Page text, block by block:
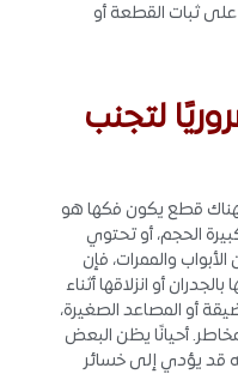
ثبات القطعة أو
لتجنب
قطع يكون فكها هو
كبيرة الحجم، أو تحتوي
والممرات، فإن
أو انزلاقها أثناء
أو المصاعد الصغيرة،
أحيانًا يظن البعض
قد يؤدي إلى خسائر